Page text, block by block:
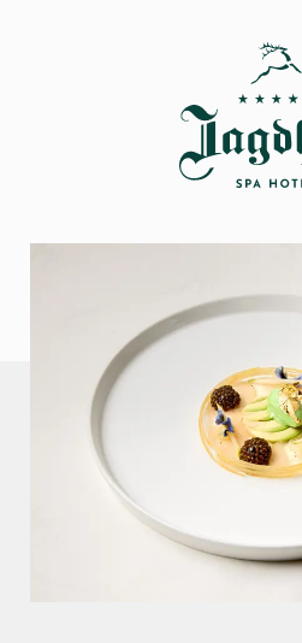
01 Lo Jagdhof
02 Camere e suite
04 Spa e fitness
06 Attività
Estate
Inverno
Must see
Esperienze
07 Eventi